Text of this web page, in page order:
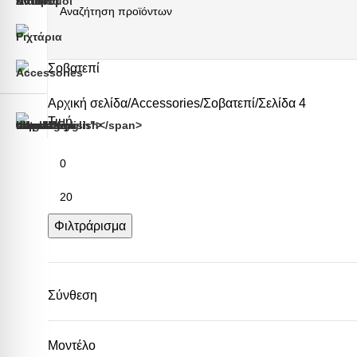
Σοβατεπί
Αρχική σελίδα Accessories Σοβατεπί Σελίδα 4
Τιμή
Φιλτράρισμα
Σύνθεση
Ξύλο 4
Μοντέλο